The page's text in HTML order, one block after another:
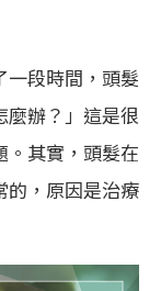
一段時間，頭髮
麼辦？」這是很
。其實，頭髮在
的，原因是治療